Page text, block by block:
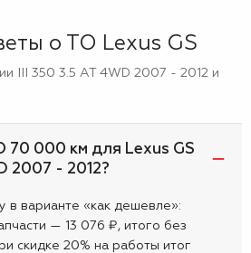
о ТО Lexus GS
III 350 3.5 AT 4WD 2007 - 2012 и
70 000 км для Lexus GS
2007 - 2012?
в варианте «как дешевле»:
— 13 076 ₽, итого без
скидке 20% на работы итог